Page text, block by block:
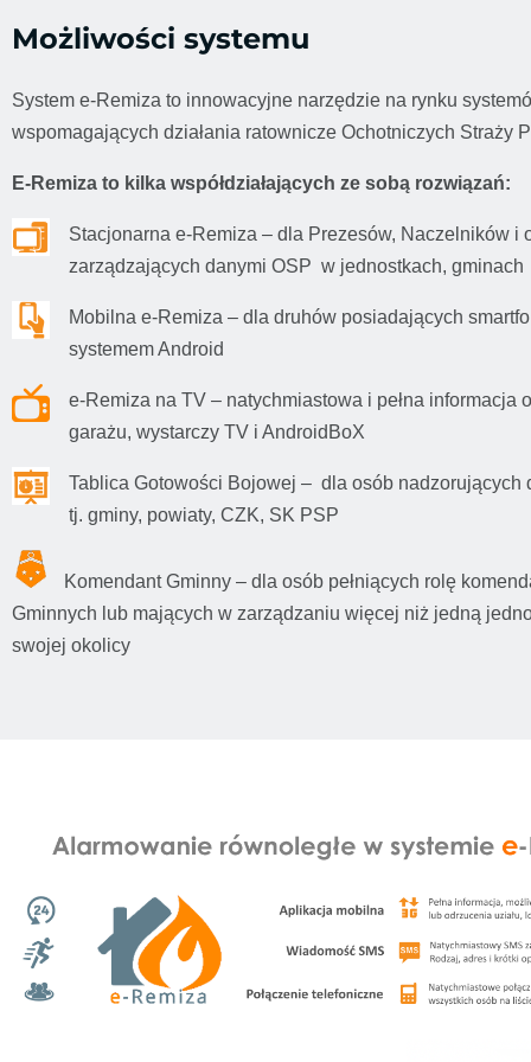
Możliwości systemu
System e-Remiza to innowacyjne narzędzie na rynku
wspomagających działania ratownicze Ochotniczych Straży
E-Remiza to kilka współdziałających ze sobą rozwiązań:
Stacjonarna e-Remiza – dla Prezesów, Naczelników i
zarządzających danymi OSP w jednostkach, gminach
Mobilna e-Remiza – dla druhów posiadających
systemem Android
e-Remiza na TV – natychmiastowa i pełna informacja
garażu, wystarczy TV i AndroidBoX
Tablica Gotowości Bojowej – dla osób nadzorujących
tj. gminy, powiaty, CZK, SK PSP
Komendant Gminny – dla osób pełniących rolę
Gminnych lub mających w zarządzaniu więcej niż jedną
swojej okolicy